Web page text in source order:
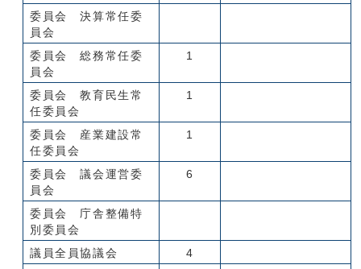
委員会 決算常任委
員会
委員会 総務常任委
員会
1
委員会 教育民生常
任委員会
1
委員会 産業建設常
任委員会
1
委員会 議会運営委
員会
6
委員会 庁舎整備特
別委員会
議員全員協議会
4